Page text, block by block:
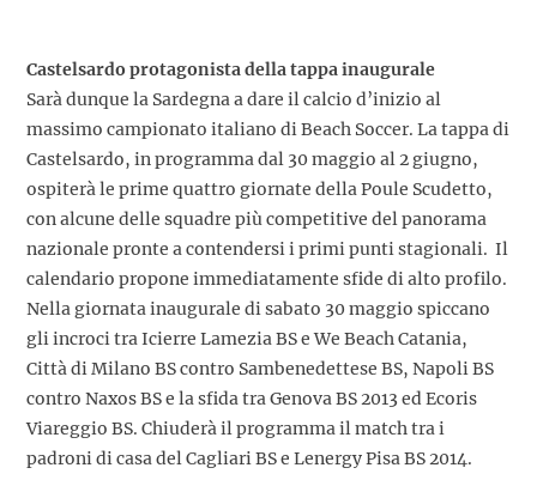
Castelsardo protagonista della tappa inaugurale
Sarà dunque la Sardegna a dare il calcio d’inizio al
massimo campionato italiano di Beach Soccer. La tappa di
Castelsardo, in programma dal 30 maggio al 2 giugno,
ospiterà le prime quattro giornate della Poule Scudetto,
con alcune delle squadre più competitive del panorama
nazionale pronte a contendersi i primi punti stagionali. Il
calendario propone immediatamente sfide di alto profilo.
Nella giornata inaugurale di sabato 30 maggio spiccano
gli incroci tra Icierre Lamezia BS e We Beach Catania,
Città di Milano BS contro Sambenedettese BS, Napoli BS
contro Naxos BS e la sfida tra Genova BS 2013 ed Ecoris
Viareggio BS. Chiuderà il programma il match tra i
padroni di casa del Cagliari BS e Lenergy Pisa BS 2014.